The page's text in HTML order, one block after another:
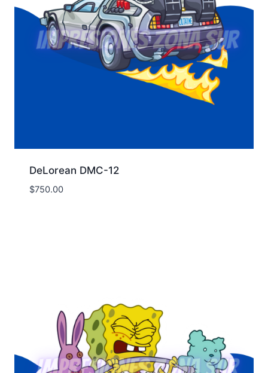
DeLorean DMC-12
$750.00